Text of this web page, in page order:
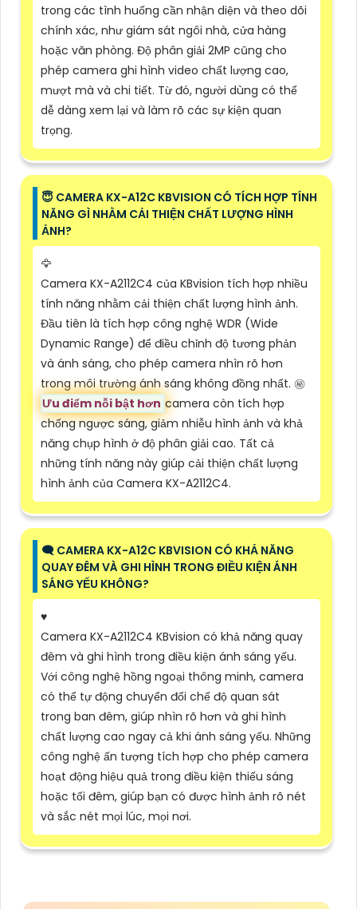
trong các tình huống cần nhận diện và theo dõi
chính xác, như giám sát ngôi nhà, cửa hàng
hoặc văn phòng. Độ phân giải 2MP cũng cho
phép camera ghi hình video chất lượng cao,
mượt mà và chi tiết. Từ đó, người dùng có thể
dễ dàng xem lại và làm rõ các sự kiện quan
trọng.
😇 CAMERA KX-A12C KBVISION CÓ TÍCH HỢP TÍNH
NĂNG GÌ NHẰM CẢI THIỆN CHẤT LƯỢNG HÌNH
ẢNH?
🦅
Camera KX-A2112C4 của KBvision tích hợp nhiều
tính năng nhằm cải thiện chất lượng hình ảnh.
Đầu tiên là tích hợp công nghệ WDR (Wide
Dynamic Range) để điều chỉnh độ tương phản
và ánh sáng, cho phép camera nhìn rõ hơn
trong môi trường ánh sáng không đồng nhất. ㊙️
Ưu điểm nỗi bật hơn camera còn tích hợp
chống ngược sáng, giảm nhiễu hình ảnh và khả
năng chụp hình ở độ phân giải cao. Tất cả
những tính năng này giúp cải thiện chất lượng
hình ảnh của Camera KX-A2112C4.
🗨️ CAMERA KX-A12C KBVISION CÓ KHẢ NĂNG
QUAY ĐÊM VÀ GHI HÌNH TRONG ĐIỀU KIỆN ÁNH
SÁNG YẾU KHÔNG?
♥️
Camera KX-A2112C4 KBvision có khả năng quay
đêm và ghi hình trong điều kiện ánh sáng yếu.
Với công nghệ hồng ngoại thông minh, camera
có thể tự động chuyển đổi chế độ quan sát
trong ban đêm, giúp nhìn rõ hơn và ghi hình
chất lượng cao ngay cả khi ánh sáng yếu. Những
công nghệ ấn tượng tích hợp cho phép camera
hoạt động hiệu quả trong điều kiện thiếu sáng
hoặc tối đêm, giúp bạn có được hình ảnh rõ nét
và sắc nét mọi lúc, mọi nơi.